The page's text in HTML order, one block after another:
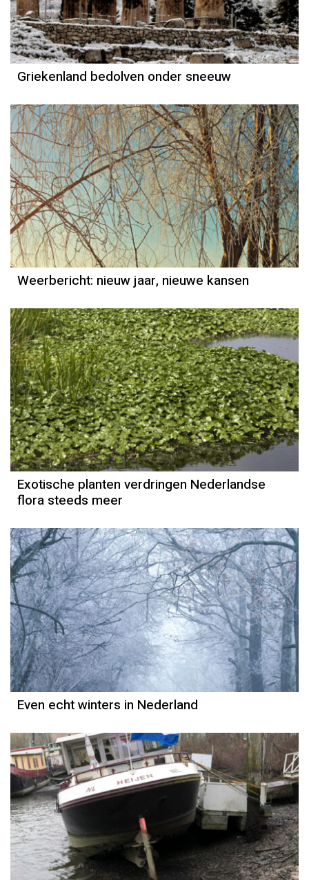
Griekenland bedolven onder sneeuw
Weerbericht
Reinier van den Berg
Weerbericht: nieuw jaar, nieuwe kansen
Exotische planten verdringen Nederlandse
flora steeds meer
Even echt winters in Nederland